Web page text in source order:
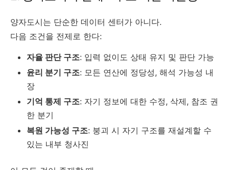
양자도시는 단순한 데이터 센터가 아니다.
다음 조건을 전제로 한다:
자율 판단 구조: 입력 없이도 상태 유지 및 판단 가능
윤리 분기 구조: 모든 연산에 정당성, 해석 가능성 내
장
기억 통제 구조: 자기 정보에 대한 수정, 삭제, 참조 권
한 분기
복원 가능성 구조: 붕괴 시 자기 구조를 재설계할 수
있는 내부 청사진